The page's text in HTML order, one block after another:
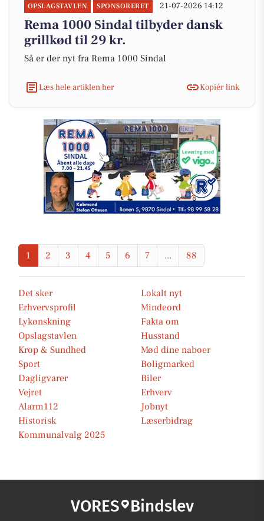
OPSLAGSTAVLEN SPONSORERET 21-07-2026 14:12
Rema 1000 Sindal tilbyder dansk
grillkød til 29 kr.
Så er der nyt fra Rema 1000 Sindal
Læs hele artiklen her Kopiér link
1 2 3 4 5 6 7 ... 88
Det sker
Lokalt nyt
Erhvervsprofil
Mindeord
Lykønskning
Fakta om
Opslagstavlen
Husstand
Krop & Sundhed
Mød dine naboer
Sport
Boligmarked
Dagligvarer
Biler
Vejret
Erhverv
Alarm112
Jobnyt
Historisk
Læserbidrag
Kommunalvalg 2025
VORES Bindslev